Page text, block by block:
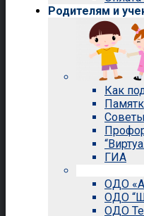
Родителям и
Как
ГИА
ОДО
ОДО
ОДО